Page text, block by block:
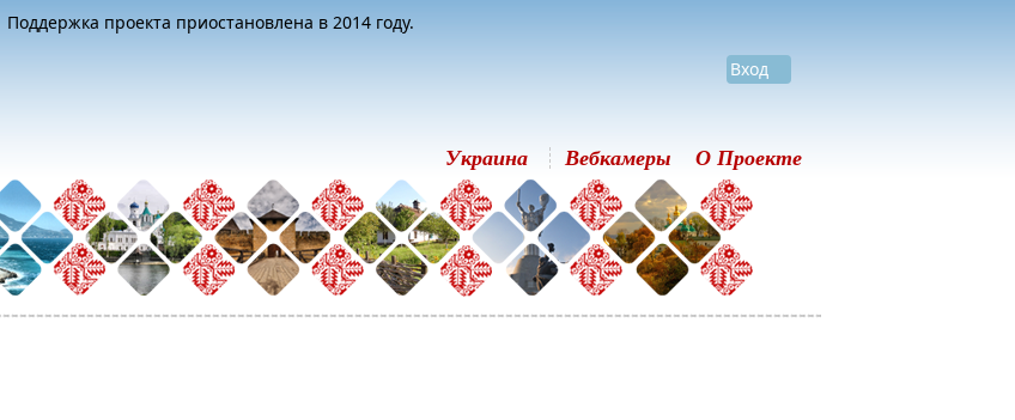
Поддержка проекта приостановлена в 2014 году.
Вход
Украина Вебкамеры О Проекте